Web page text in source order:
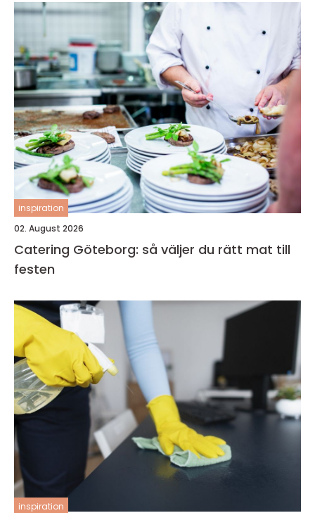
inspiration
02. August 2026
Catering Göteborg: så väljer du rätt mat till
festen
inspiration